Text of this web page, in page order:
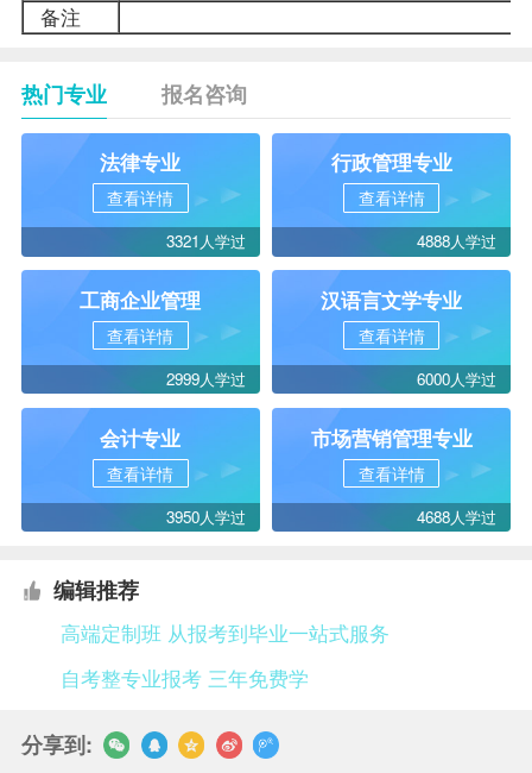
备注
热门专业 报名咨询
法律专业
查看详情
3321人学过
行政管理专业
查看详情
4888人学过
工商企业管理
查看详情
2999人学过
汉语言文学专业
查看详情
6000人学过
会计专业
查看详情
3950人学过
市场营销管理专业
查看详情
4688人学过
编辑推荐
高端定制班 从报考到毕业一站式服务
自考整专业报考 三年免费学
分享到: